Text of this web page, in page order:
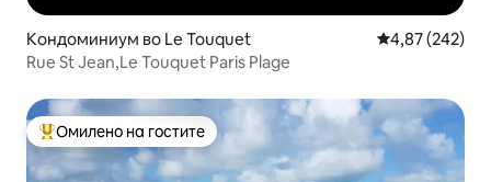
Кондоминиум во Le Touquet Просечна
4,87 (242)
Rue St Jean,Le Touquet Paris Plage
Меѓу најуспешните „Омилени на гостите“
Омилено на гостите